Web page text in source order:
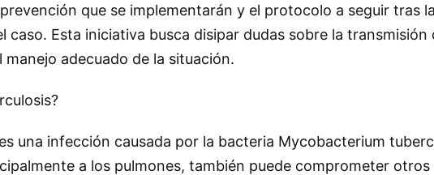
que se implementarán y el protocolo a seguir tras la
caso. Esta iniciativa busca disipar dudas sobre la transmisión
manejo adecuado de la situación.
una infección causada por la bacteria Mycobacterium
a los pulmones, también puede comprometer